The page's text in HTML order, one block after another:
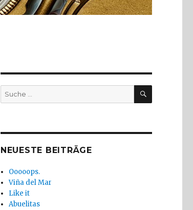
Suche
nach:
SUCHE
NEUESTE BEITRÄGE
Ooooops.
Viña del Mar
Like it
Abuelitas